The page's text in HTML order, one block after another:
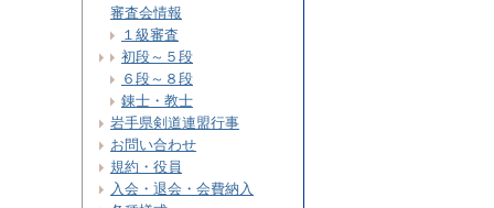
審査会情報
１級審査
初段～５段
６段～８段
錬士・教士
岩手県剣道連盟行事
お問い合わせ
規約・役員
入会・退会・会費納入